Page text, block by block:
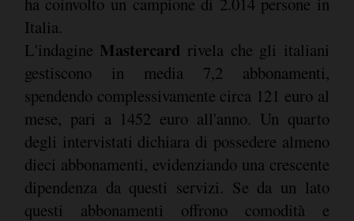
Italia.
L'indagine Mastercard rivela che gli italiani
gestiscono in media 7,2 abbonamenti,
spendendo complessivamente circa 121 euro al
mese, pari a 1452 euro all'anno. Un quarto
degli intervistati dichiara di possedere almeno
dieci abbonamenti, evidenziando una crescente
dipendenza da questi servizi. Se da un lato
questi abbonamenti offrono comodità e